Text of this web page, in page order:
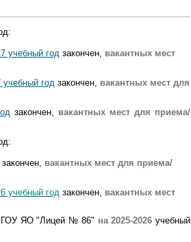
учебный год закончен, вакантных мест
год закончен, вакантных мест для
закончен, вакантных мест для приема/
закончен, вакантных мест для приема/
учебный год закончен, вакантных мест
ГОУ ЯО "Лицей № 86" на 2025-2026 учебный